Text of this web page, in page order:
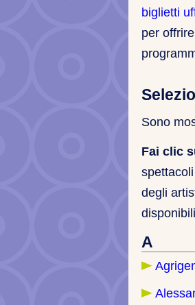
biglietti
per
Sono
Fai clic
degli
A